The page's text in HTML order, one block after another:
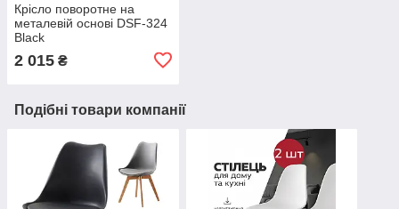
Крісло поворотне на
металевій основі DSF-324
Black
2 015 ₴
Подібні товари компанії